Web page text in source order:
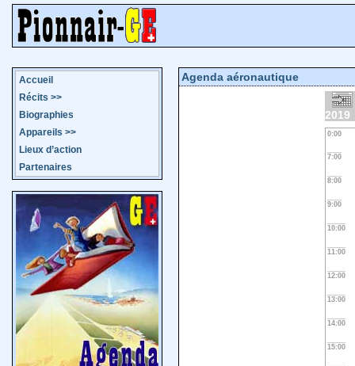
Accueil
Récits >>
Biographies
Appareils >>
Lieux d’action
Partenaires
Agenda aéronautique
2019
0:00
7:00
8:00
9:00
10:00
11:00
12:00
13:00
14:00
15:00